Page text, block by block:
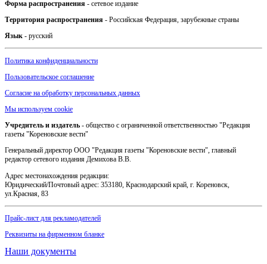
Форма распространения - сетевое издание
Территория распространения - Российская Федерация, зарубежные страны
Язык - русский
Политика конфиденциальности
Пользовательское соглашение
Согласие на обработку персональных данных
Мы используем cookie
Учредитель и издатель - общество с ограниченной ответственностью "Редакция
газеты "Кореновские вести"
Генеральный директор ООО "Редакция газеты "Кореновские вести", главный
редактор сетевого издания Демихова В.В.
Адрес местонахождения редакции:
Юридический/Почтовый адрес: 353180, Краснодарский край, г. Кореновск,
ул.Красная, 83
Прайс-лист для рекламодателей
Реквизиты на фирменном бланке
Наши документы